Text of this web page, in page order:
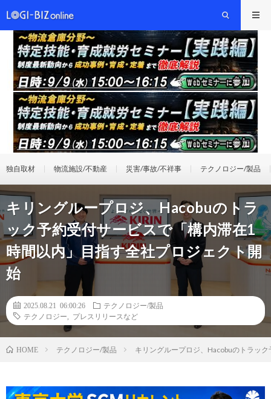
独自取材 物流施設/不動産 災害/事故/不祥事 テクノロジー/製品
キリングループロジ、Hacobuのトラ
ック予約受付サービスで「構内滞在1
時間以内」目指す全社プロジェクト開
始
2025.08.21 06:00:26
テクノロジー/製品
テクノロジー
プレスリリースなど
HOME テクノロジー/製品 キリングループロジ、Hacobuのトラッ